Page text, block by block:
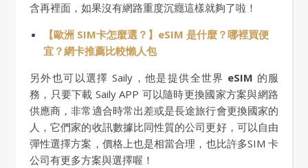
含再裡面，如果沒有網路重度沉癮這樣就夠了啦！
【歐洲 SIM卡怎麼選？】eSIM 是什麼？哪裡買便
宜？網卡推薦比較懶人包
另外也可以選擇 Saily，他是提供全世界 eSIM 的服
務，只要下載 Saily APP 可以隨時更換國家方案與網路
供應商，非常適合時常出差或是長途旅行會更換國家的
人，它們家的收訊數據比同性質的公司更好，可以自由
彈性選擇方案，價格上也是相當合理，也比許多SIM 卡
公司有更多方案與選擇喔！